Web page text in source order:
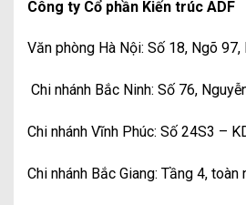
Công ty Cổ phần Kiến trúc ADF
Văn phòng Hà Nội: Số 18, Ngõ 97,
Chi nhánh Bắc Ninh: Số 76,
Chi nhánh Vĩnh Phúc: Số 24S3 –
Chi nhánh Bắc Giang: Tầng 4,